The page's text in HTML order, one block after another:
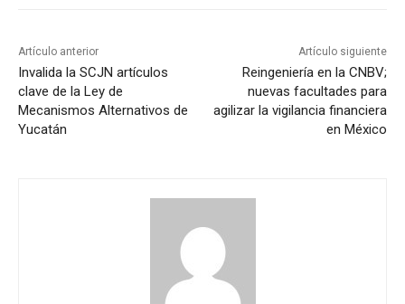
Artículo anterior
Invalida la SCJN artículos
clave de la Ley de
Mecanismos Alternativos de
Yucatán
Artículo siguiente
Reingeniería en la CNBV;
nuevas facultades para
agilizar la vigilancia financiera
en México